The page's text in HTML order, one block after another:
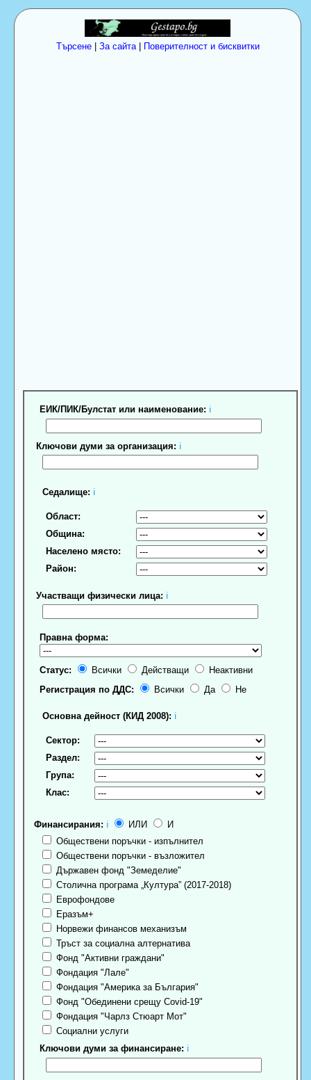
Търсене| За сайта| Поверителност и бисквитки
ЕИК/ПИК/Булстат или наименование: ℹ
Ключови думи за организация: ℹ
Седалище: ℹ
Област:
Община:
Населено място:
Район:
Участващи физически лица: ℹ
Правна форма:
Статус: Всички Действащи
Неактивни
Регистрация по ДДС:
Всички Да Не
Основна дейност (КИД 2008): ℹ
Сектор:
Раздел:
Група:
Клас:
Финансирания: ℹ ИЛИ
И
Обществени поръчки - изпълнител
Обществени поръчки - възложител
Държавен фонд "Земеделие"
Столична програма „Култура” (2017-2018)
Еврофондове
Еразъм+
Норвежи финансов механизъм
Тръст за социална алтернатива
Фонд "Активни граждани"
Фондация "Лале"
Фондация "Америка за България"
Фонд "Обединени срещу Covid-19"
Фондация "Чарлз Стюарт Мот"
Социални услуги
Ключови думи за финансиране: ℹ